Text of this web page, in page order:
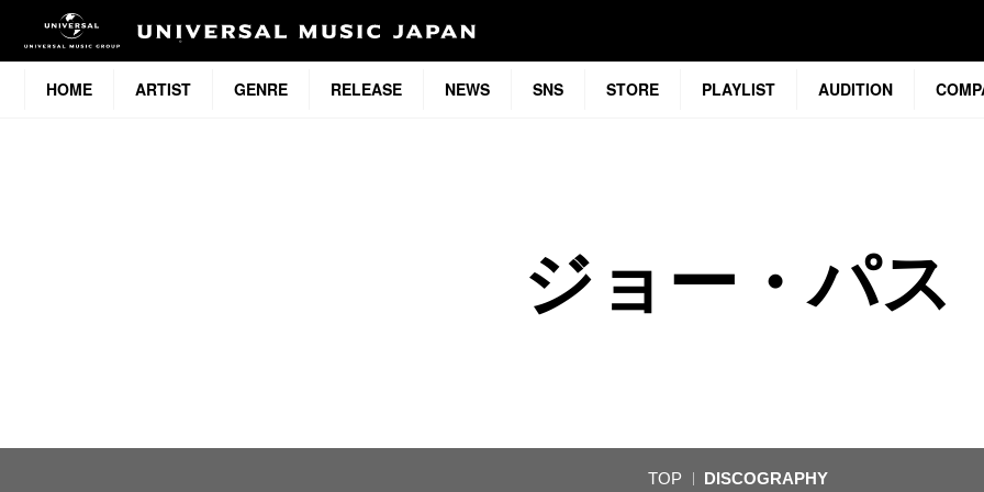
HOME ARTIST GENRE RELEASE NEWS SNS STORE PLAYLIST AUDITION
ジョー・パス
TOP DISCOGRAPHY